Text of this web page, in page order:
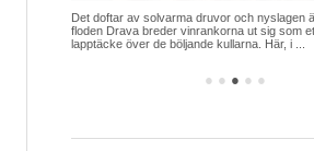
● ● ● ● ●
Det doftar av solvarma druvor och nyslagen
floden Drava breder vinrankorna ut sig som
lapptäcke över de böljande kullarna. Här, i ...